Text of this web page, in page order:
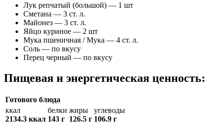
Лук репчатый (большой) — 1 шт
Сметана — 3 ст. л.
Майонез — 3 ст. л.
Яйцо куриное — 2 шт
Мука пшеничная / Мука — 4 ст. л.
Соль — по вкусу
Перец черный — по вкусу
Пищевая и энергетическая ценность:
Готового блюда
ккал
2134.3 ккал
белки
143 г
жиры
126.5 г
углеводы
106.9 г